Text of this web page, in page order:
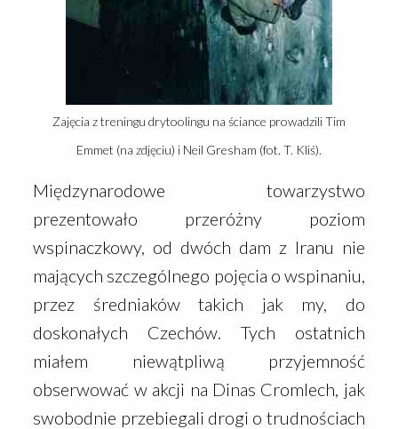
Zajęcia z treningu drytoolingu na ściance prowadzili Tim
Emmet (na zdjęciu) i Neil Gresham (fot. T. Kliś).
Międzynarodowe towarzystwo
prezentowało przeróżny poziom
wspinaczkowy, od dwóch dam z Iranu nie
mających szczególnego pojęcia o wspinaniu,
przez średniaków takich jak my, do
doskonałych Czechów. Tych ostatnich
miałem niewątpliwą przyjemność
obserwować w akcji na Dinas Cromlech, jak
swobodnie przebiegali drogi o trudnościach